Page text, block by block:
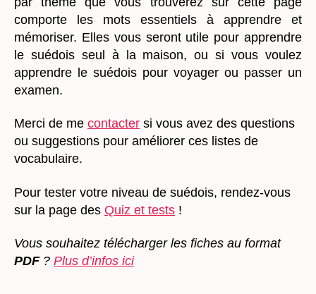
comporte les mots essentiels à apprendre et
mémoriser. Elles vous seront utile pour apprendre
le suédois seul à la maison, ousi vous voulez
apprendre le suédois pour voyager ou passer un
examen.
Merci de me contacter si vous avez des questions
ou suggestions pour améliorer ces listes de
vocabulaire.
Pour tester votre niveau de suédois, rendez-vous
sur la page des Quiz et tests !
Vous souhaitez télécharger les fiches au format
PDF? Plus d’infos ici